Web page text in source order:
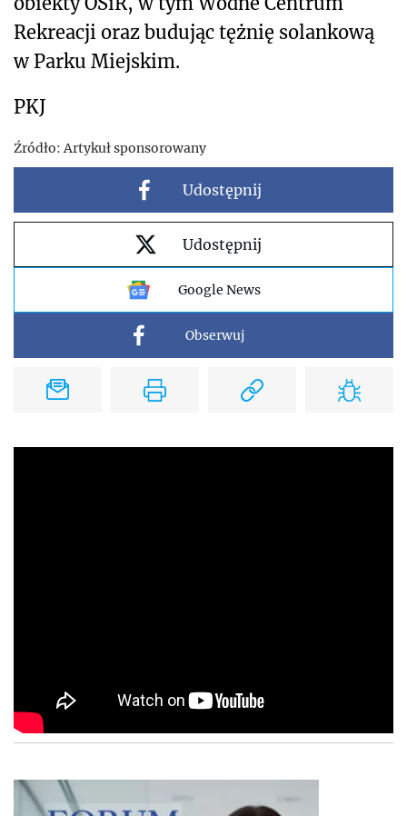
Rekreacji oraz budując tężnię solankową
w Parku Miejskim.
PKJ
Źródło:Artykuł sponsorowany
Udostępnij
Udostępnij
Google News
Obserwuj